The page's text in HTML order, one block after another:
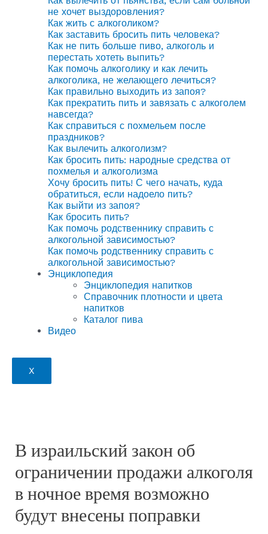
не хочет выздоровления?
Как жить с алкоголиком?
Как заставить бросить пить человека?
Как не пить больше пиво, алкоголь и
перестать хотеть выпить?
Как помочь алкоголику и как лечить
алкоголика, не желающего лечиться?
Как правильно выходить из запоя?
Как прекратить пить и завязать с алкоголем
навсегда?
Как справиться с похмельем после
праздников?
Как вылечить алкоголизм?
Как бросить пить: народные средства от
похмелья и алкоголизма
Хочу бросить пить! С чего начать, куда
обратиться, если надоело пить?
Как выйти из запоя?
Как бросить пить?
Как помочь родственнику справить с
алкогольной зависимостью?
Как помочь родственнику справить с
алкогольной зависимостью?
Энциклопедия
Энциклопедия напитков
Справочник плотности и цвета
напитков
Каталог пива
Видео
X
В израильский закон об
ограничении продажи алкоголя
в ночное время возможно
будут внесены поправки